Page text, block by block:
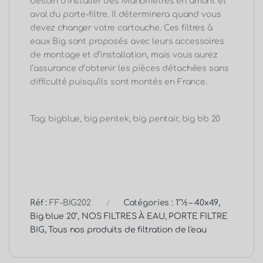
aval du porte-filtre. Il déterminera quand vous
devez changer votre cartouche. Ces filtres à
eaux Big sont proposés avec leurs accessoires
de montage et d’installation, mais vous aurez
l’assurance d’obtenir les pièces détachées sans
difficulté puisqu’ils sont montés en France.
Tag: bigblue, big pentek, big pentair, big bb 20
Réf : FF-BIG202 Catégories : 1"½ – 40x49,
Big blue 20", NOS FILTRES À EAU, PORTE FILTRE
BIG, Tous nos produits de filtration de l'eau